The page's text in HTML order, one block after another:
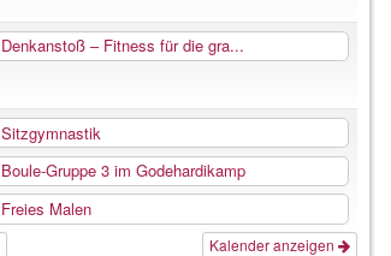
Denkanstoß – Fitness für die gra...
Sitzgymnastik
Boule-Gruppe 3 im Godehardikamp
Freies Malen
Kalender anzeigen